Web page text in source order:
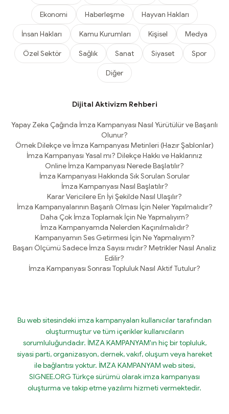
Ekonomi Haberleşme Hayvan Hakları
İnsan Hakları Kamu Kurumları Kişisel Medya
Özel Sektör Sağlık Sanat Siyaset Spor
Diğer
Dijital Aktivizm Rehberi
Yapay Zeka Çağında İmza Kampanyası Nasıl Yürütülür ve Başarılı
Olunur?
Örnek Dilekçe ve İmza Kampanyası Metinleri (Hazır Şablonlar)
İmza Kampanyası Yasal mı? Dilekçe Hakkı ve Haklarınız
Online İmza Kampanyası Nerede Başlatılır?
İmza Kampanyası Hakkında Sık Sorulan Sorular
İmza Kampanyası Nasıl Başlatılır?
Karar Vericilere En İyi Şekilde Nasıl Ulaşılır?
İmza Kampanyalarının Başarılı Olması İçin Neler Yapılmalıdır?
Daha Çok İmza Toplamak İçin Ne Yapmalıyım?
İmza Kampanyamda Nelerden Kaçınılmalıdır?
Kampanyamın Ses Getirmesi İçin Ne Yapmalıyım?
Başarı Ölçümü Sadece İmza Sayısı mıdır? Metrikler Nasıl Analiz
Edilir?
İmza Kampanyası Sonrası Topluluk Nasıl Aktif Tutulur?
Bu web sitesindeki imza kampanyaları kullanıcılar tarafından
oluşturmuştur ve tüm içerikler kullanıcıların
sorumluluğundadır. İMZA KAMPANYAM'ın hiç bir topluluk,
siyasi parti, organizasyon, dernek, vakıf, oluşum veya hareket
ile bağlantısı yoktur. İMZA KAMPANYAM web sitesi,
SIGNEE.ORG Türkçe sürümü olarak imza kampanyası
oluşturma ve takip etme yazılımı hizmeti vermektedir.